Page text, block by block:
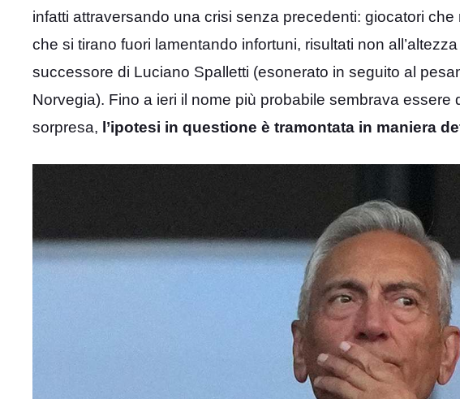
infatti attraversando una crisi senza precedenti: giocatori
che si tirano fuori lamentando infortuni, risultati non
successore di Luciano Spalletti (esonerato in seguito al
Norvegia). Fino a ieri il nome più probabile sembrava essere
sorpresa, l’ipotesi in questione è tramontata in maniera